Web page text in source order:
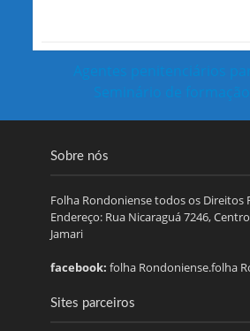
Agentes penitenciários
Seminário de
Sobre nós
Folha Rondoniense todos os Direitos
Endereço: Rua Nicaraguá 7246,
Jamari
facebook: folha Rondoniense.folha
Sites parceiros